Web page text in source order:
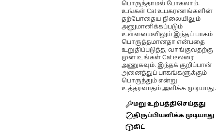
பொருந்தாமல் போகலாம்.
உங்கள் Cat உபகரணங்களின்
தற்போதைய நிலையிலும்
அனுமானிக்கப்படும்
உள்ளமைவிலும் இந்தப் பாகம்
பொருத்தமானதா என்பதை
உறுதிப்படுத்த, வாங்குவதற்கு
முன் உங்கள் Cat டீலரை
அணுகவும். இந்தக் குறிப்பான்
அனைத்துப் பாகங்களுக்கும்
பொருந்தும் என்று
உத்தரவாதம் அளிக்க முடியாது.
மறு உற்பத்திசெய்தது
திருப்பியளிக்க முடியாது
கிட்